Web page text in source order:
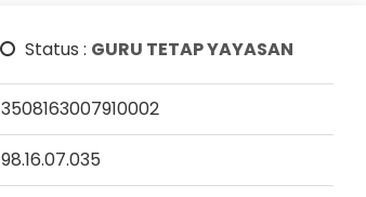
Status : GURU TETAP YAYASAN
3508163007910002
98.16.07.035